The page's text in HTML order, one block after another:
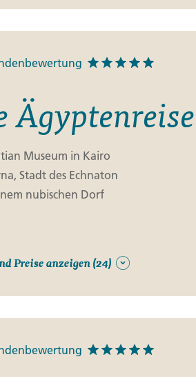
Ägyptenreise
Museum in Kairo
Stadt des Echnaton
nubischen Dorf
Preise anzeigen (24)